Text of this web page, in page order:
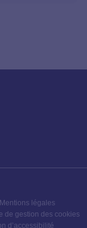
Mentions légales
de gestion des cookies
d’accessibilité